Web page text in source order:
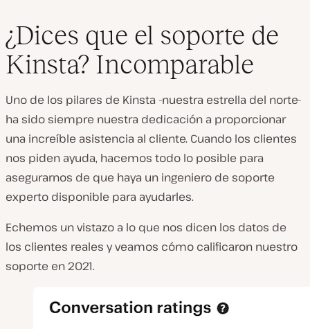
¿Dices que el soporte de
Kinsta? Incomparable
Uno de los pilares de Kinsta -nuestra estrella del norte-
ha sido siempre nuestra dedicación a proporcionar
una increíble asistencia al cliente. Cuando los clientes
nos piden ayuda, hacemos todo lo posible para
asegurarnos de que haya un ingeniero de soporte
experto disponible para ayudarles.
Echemos un vistazo a lo que nos dicen los datos de
los clientes reales y veamos cómo calificaron nuestro
soporte en 2021.